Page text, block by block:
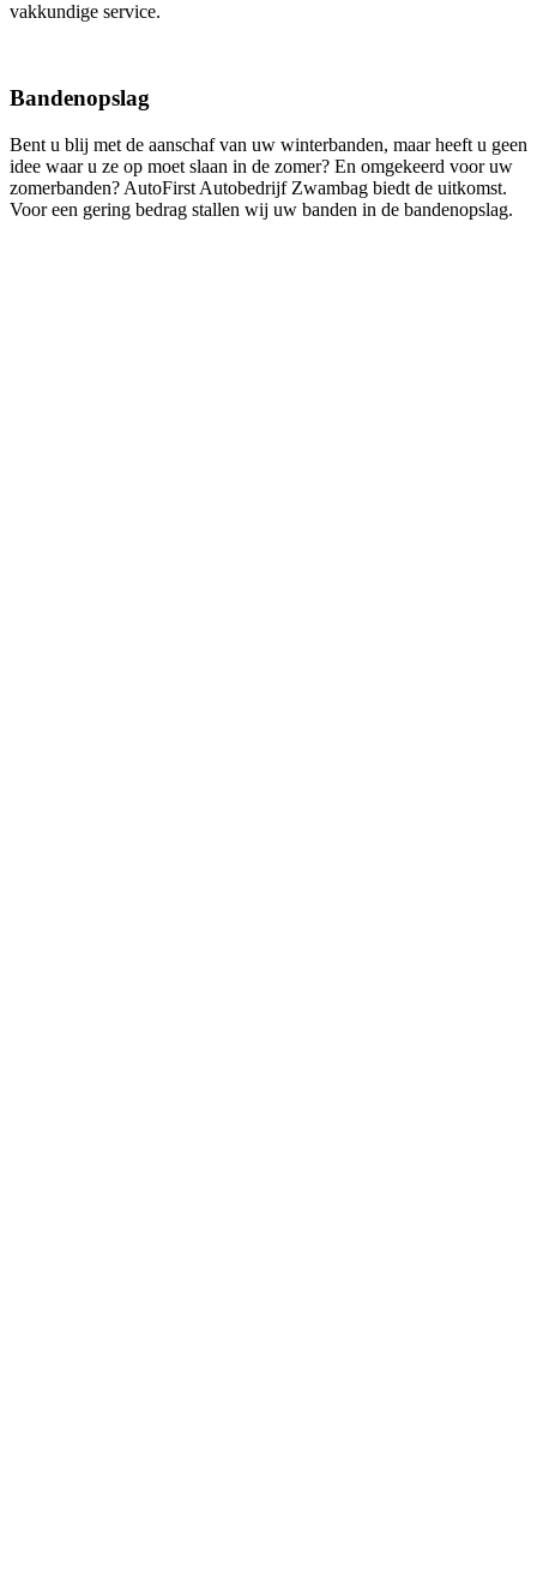
vakkundige service.
Bandenopslag
Bent u blij met de aanschaf van uw winterbanden, maar heeft u geen
idee waar u ze op moet slaan in de zomer? En omgekeerd voor uw
zomerbanden? AutoFirst Autobedrijf Zwambag biedt de uitkomst.
Voor een gering bedrag stallen wij uw banden in de bandenopslag.